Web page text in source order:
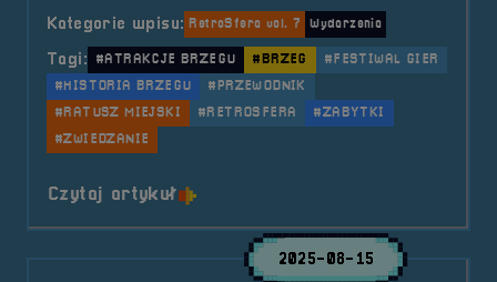
Kategorie wpisu: RetroSfera vol. 7 Wydarzenia
Tagi: #ATRAKCJE BRZEGU #BRZEG
#FESTIWAL GIER
#HISTORIA BRZEGU
#PRZEWODNIK
#RATUSZ MIEJSKI
#RETROSFERA
#ZABYTKI
#ZWIEDZANIE
Czytaj artykuło tytule Zwiedzanie Ratusza
2025-08-15